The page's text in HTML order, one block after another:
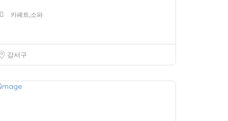
카페트,소파
강서구